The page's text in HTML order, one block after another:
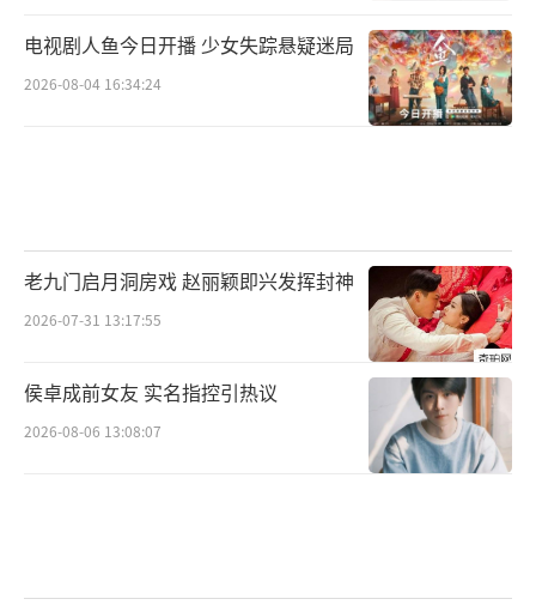
电视剧人鱼今日开播 少女失踪悬疑迷局
2026-08-04 16:34:24
老九门启月洞房戏 赵丽颖即兴发挥封神
2026-07-31 13:17:55
侯卓成前女友 实名指控引热议
2026-08-06 13:08:07